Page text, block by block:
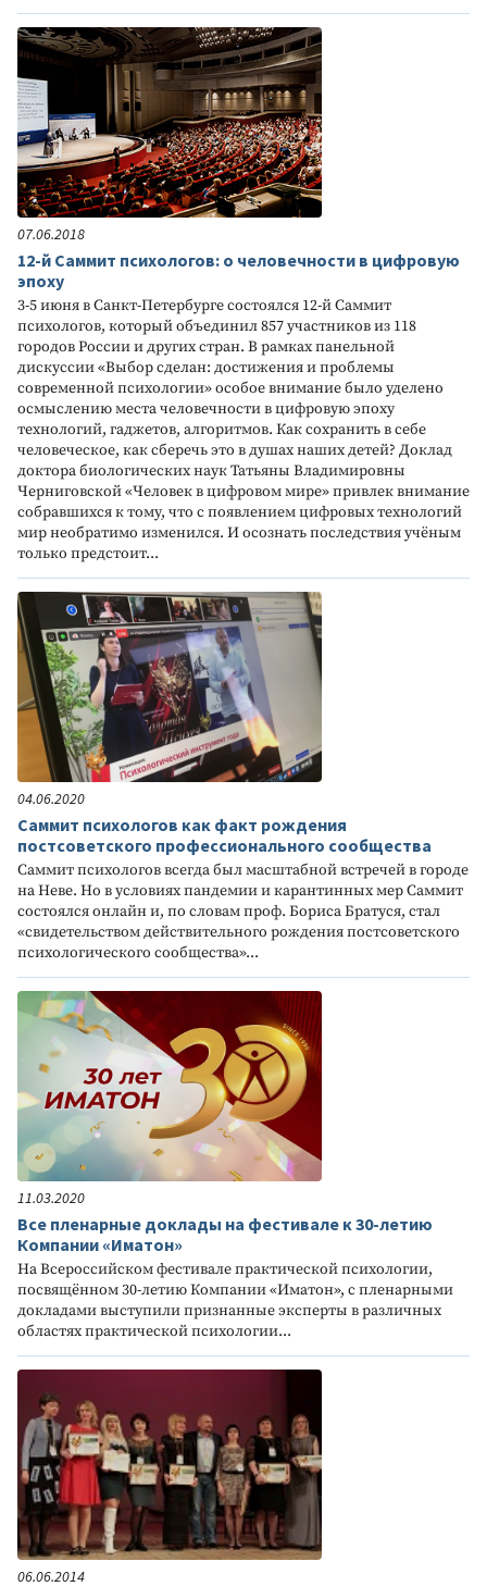
07.06.2018
12-й Саммит психологов: о человечности в цифровую
эпоху
3-5 июня в Санкт-Петербурге состоялся 12-й Саммит
психологов, который объединил 857 участников из 118
городов России и других стран. В рамках панельной
дискуссии «Выбор сделан: достижения и проблемы
современной психологии» особое внимание было уделено
осмыслению места человечности в цифровую эпоху
технологий, гаджетов, алгоритмов. Как сохранить в себе
человеческое, как сберечь это в душах наших детей? Доклад
доктора биологических наук Татьяны Владимировны
Черниговской «Человек в цифровом мире» привлек внимание
собравшихся к тому, что с появлением цифровых технологий
мир необратимо изменился. И осознать последствия учёным
только предстоит...
04.06.2020
Саммит психологов как факт рождения
постсоветского профессионального сообщества
Саммит психологов всегда был масштабной встречей в городе
на Неве. Но в условиях пандемии и карантинных мер Саммит
состоялся онлайн и, по словам проф. Бориса Братуся, стал
«свидетельством действительного рождения постсоветского
психологического сообщества»...
11.03.2020
Все пленарные доклады на фестивале к 30-летию
Компании «Иматон»
На Всероссийском фестивале практической психологии,
посвящённом 30-летию Компании «Иматон», с пленарными
докладами выступили признанные эксперты в различных
областях практической психологии...
06.06.2014